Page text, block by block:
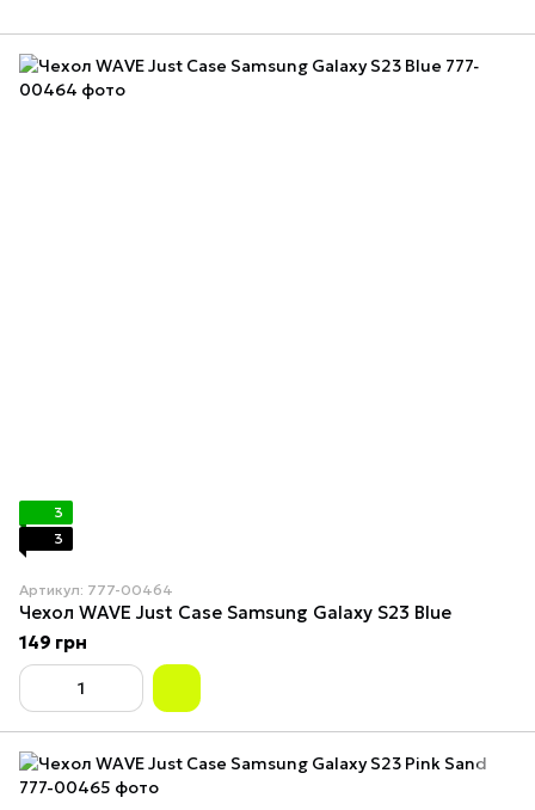
3
3
Артикул: 777-00464
Чехол WAVE Just Case Samsung Galaxy S23 Blue
149 грн